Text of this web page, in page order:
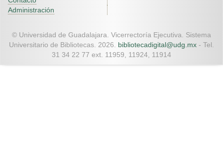
Administración
© Universidad de Guadalajara. Vicerrectoría Ejecutiva. Sistema
Universitario de Bibliotecas. 2026. bibliotecadigital@udg.mx - Tel.
31 34 22 77 ext. 11959, 11924, 11914